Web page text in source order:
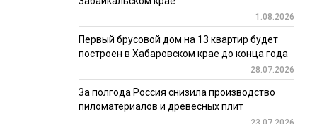
1.08.2026
Первый брусовой дом на 13 квартир будет
построен в Хабаровском крае до конца года
28.07.2026
За полгода Россия снизила производство
пиломатериалов и древесных плит